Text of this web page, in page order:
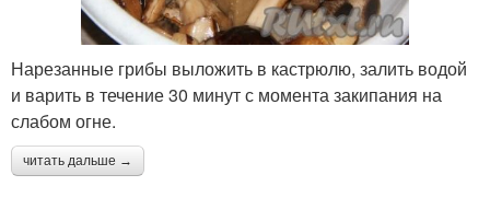
Нарезанные грибы выложить в кастрюлю, залить водой
и варить в течение 30 минут с момента закипания на
слабом огне.
читать дальше →